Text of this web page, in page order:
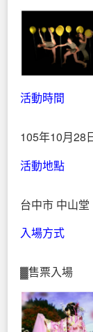
活動時間
105年10月28
活動地點
台中市 中山堂
入場方式
▓售票入場